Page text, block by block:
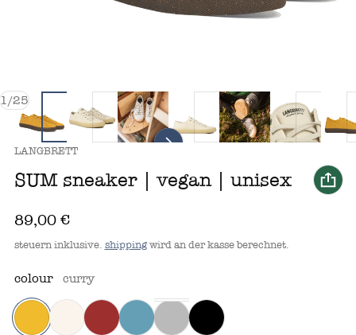
1 /
von25
anbieter:
LANGBRETT
SUM sneaker | vegan | unisex
regulärer preis
89,00 €
steuern inklusive. shippingwird an der kasse berechnet.
colour curry